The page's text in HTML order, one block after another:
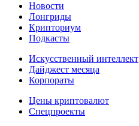
Новости
Лонгриды
Крипториум
Подкасты
Искусственный интеллект
Дайджест месяца
Корпораты
Цены криптовалют
Спецпроекты